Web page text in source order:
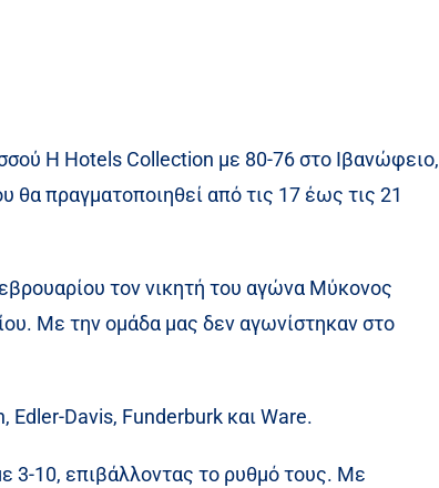
H Hotels Collection με 80-76 στο Ιβανώφειο,
πραγματοποιηθεί από τις 17 έως τις 21
τον νικητή του αγώνα Μύκονος
Με την ομάδα μας δεν αγωνίστηκαν στο
Davis, Funderburk και Ware.
3-10, επιβάλλοντας το ρυθμό τους. Με